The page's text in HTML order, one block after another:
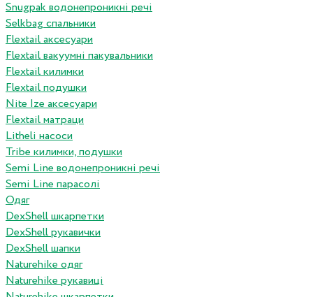
Snugpak водонепроникні речі
Selkbag спальники
Flextail аксесуари
Flextail вакуумні пакувальники
Flextail килимки
Flextail подушки
Nite Ize аксесуари
Flextail матраци
Litheli насоси
Tribe килимки, подушки
Semi Line водонепроникні речі
Semi Line парасолі
Одяг
DexShell шкарпетки
DexShell рукавички
DexShell шапки
Naturehike одяг
Naturehike рукавиці